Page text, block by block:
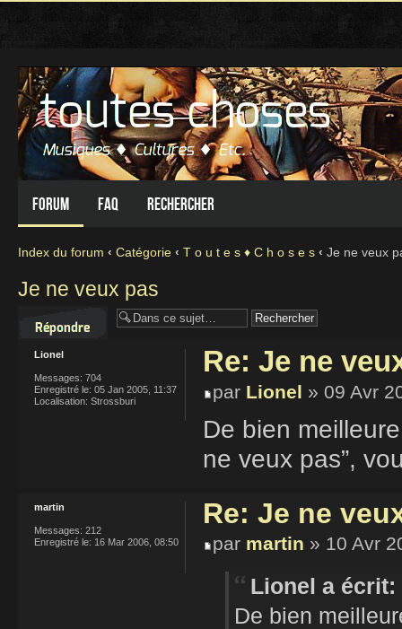
Forum FAQ Rechercher
Index du forum ‹ Catégorie ‹ T o u t e s ♦ C h o s e s ‹ Je ne veux
Je ne veux pas
Re: Je ne
par Lionel » 09 Avr
De bien
ne veux pas”,
Lionel
Messages: 704
Enregistré le: 05 Jan 2005, 11:37
Localisation: Strossburi
Re: Je ne
par martin » 10 Avr
Lionel a écrit:
De bien
martin
Messages: 212
Enregistré le: 16 Mar 2006, 08:50